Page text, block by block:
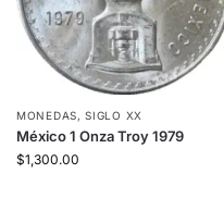
MONEDAS,SIGLO XX
México 1 Onza Troy 1979
$1,300.00